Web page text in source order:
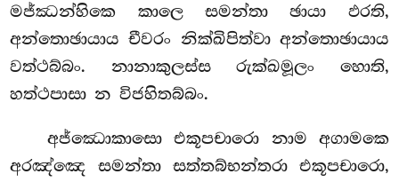
මජ්ඣන්හිකෙ කාලෙ සමන්තා ඡායා ඵරති,
අන්තොඡායාය චීවරං නික්ඛිපිත්වා අන්තොඡායාය
වත්ථබ්බං. නානාකුලස්ස රුක්ඛමූලං හොති,
හත්ථපාසා න විජහිතබ්බං.
අජ්ඣොකාසො එකූපචාරො නාම අගාමකෙ
අරඤ්ඤෙ සමන්තා සත්තබ්භන්තරා එකූපචාරො,